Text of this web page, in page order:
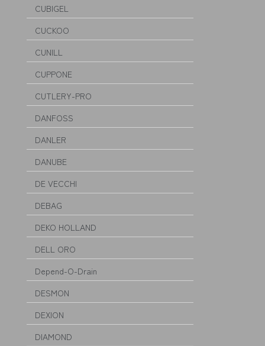
CUBIGEL
CUCKOO
CUNILL
CUPPONE
CUTLERY-PRO
DANFOSS
DANLER
DANUBE
DE VECCHI
DEBAG
DEKO HOLLAND
DELL ORO
Depend-O-Drain
DESMON
DEXION
DIAMOND